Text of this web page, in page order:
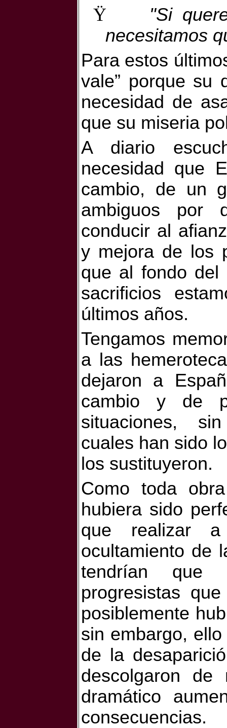
Ÿ
"Si
necesitamos
Para estos
vale” porque su
necesidad de
que su miseria
A diario
necesidad que
cambio, de un
ambiguos por
conducir al
y mejora de los
que al fondo del
sacrificios
últimos años.
Tengamos
a las
dejaron a
cambio y de
situaciones,
cuales han sido
los sustituyeron.
Como toda
hubiera sido
que realizar
ocultamiento de
tendrían que
progresistas
posiblemente
sin embargo,
de la
descolgaron de
dramático
consecuencias.